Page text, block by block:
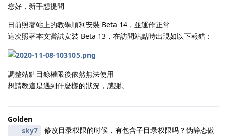
您好，新手想提問
日前照著站上的教學順利安裝 Beta 14，並運作正常
這次照著本文嘗試安裝 Beta 13，在訪問站點時出現如以下報錯：
調整站點目錄權限後依然無法使用
想請教這是遇到什麼樣的狀況，感謝。
Golden
sky7
修改目录权限的时候，有包含子目录权限吗？伪静态做